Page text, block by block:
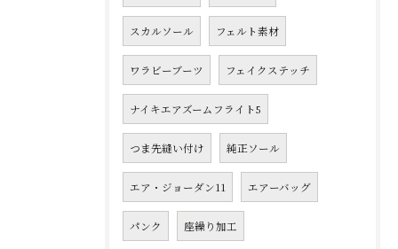
スカルソール フェルト素材
ワラビーブーツ フェイクステッチ
ナイキエアズームフライト5
つま先縫い付け 純正ソール
エア・ジョーダン11 エアーバッグ
パンク 座繰り加工